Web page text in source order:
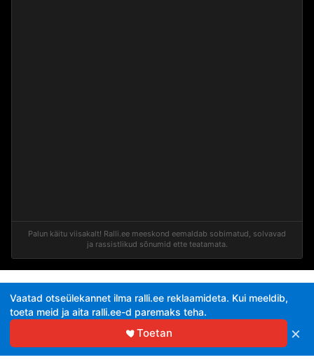
Palun käitu viisakalt! Ralli.ee meeskond eemaldab sobimatud, solvavad
ja rassistlikud sõnumid ette teatamata.
Vaatad otseülekannet ilma ralli.ee reklaamideta. Kui meeldib,
toeta meid ja aita ralli.ee-d paremaks teha.
Toetan ×